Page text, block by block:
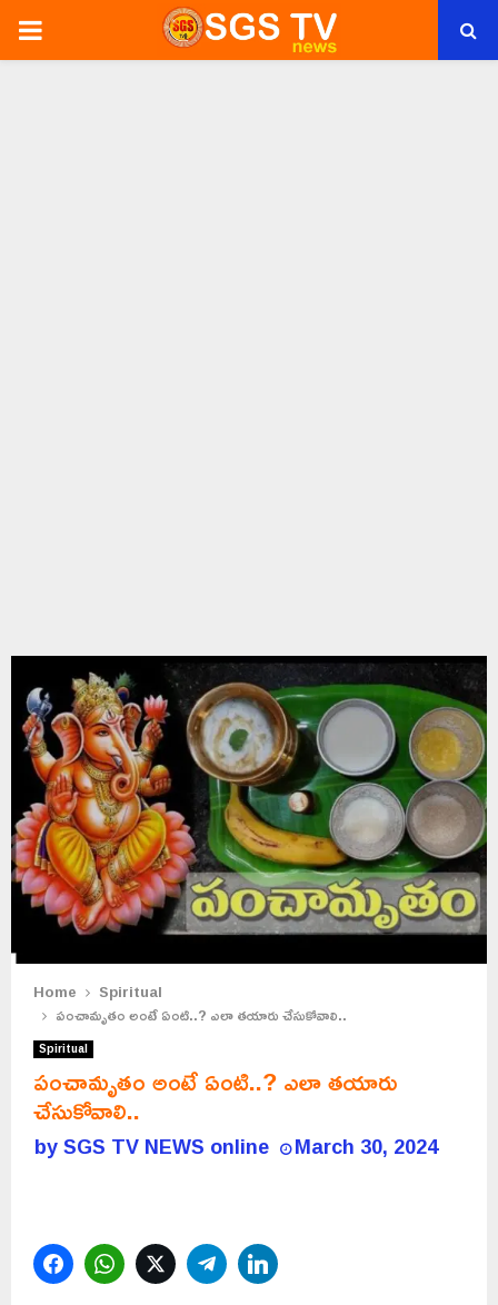
PRIMARY
Home
Spiritual
పంచామృతం అంటే ఏంటి..? ఎలా తయారు చేసుకోవాలి..
Spiritual
పంచామృతం అంటే ఏంటి..? ఎలా తయారు
చేసుకోవాలి..
bySGS TV NEWS online March 30, 2024
FacebookWhatsAppTwitterTelegram